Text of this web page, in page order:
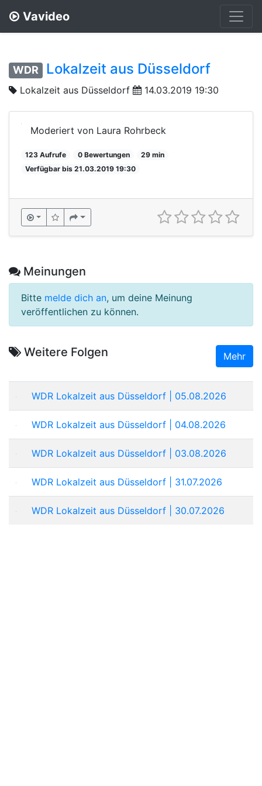
Vavideo
WDR Lokalzeit aus Düsseldorf
Lokalzeit aus Düsseldorf 14.03.2019 19:30
Moderiert von Laura Rohrbeck
123 Aufrufe 0 Bewertungen
29 min
Verfügbar bis 21.03.2019 19:30
Meinungen
Bitte melde dich an, um deine Meinung
veröffentlichen zu können.
Weitere Folgen Mehr
WDR Lokalzeit aus Düsseldorf | 05.08.2026
WDR Lokalzeit aus Düsseldorf | 04.08.2026
WDR Lokalzeit aus Düsseldorf | 03.08.2026
WDR Lokalzeit aus Düsseldorf | 31.07.2026
WDR Lokalzeit aus Düsseldorf | 30.07.2026